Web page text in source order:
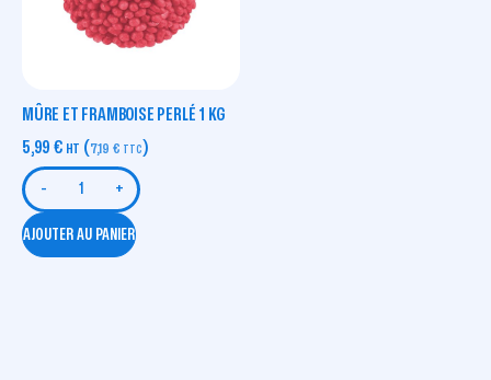
MÛRE ET FRAMBOISE PERLÉ 1 KG
5,99 € HT (7,19 € TTC)
- +
AJOUTER AU PANIER